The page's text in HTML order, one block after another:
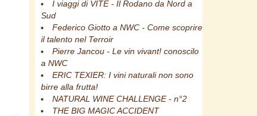
I viaggi di VITE - Il Rodano da Nord a
Sud
Federico Giotto a NWC - Come scoprire
il talento nel Terroir
Pierre Jancou - Le vin vivant! conoscilo
a NWC
ERIC TEXIER: I vini naturali non sono
birre alla frutta!
NATURAL WINE CHALLENGE - n°2
THE BIG MAGIC ACCIDENT